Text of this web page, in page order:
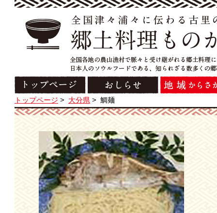
トップページ > 大分県 > 鯛麺